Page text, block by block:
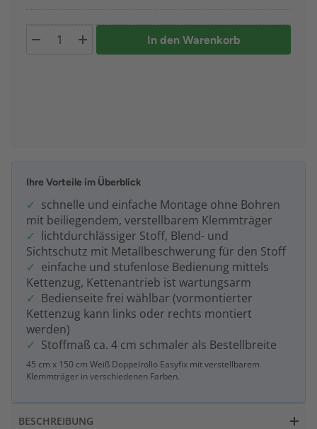
In den Warenkorb
Ihre Vorteile im Überblick
schnelle und einfache Montage ohne Bohren
mit beiliegendem, verstellbarem Klemmträger
lichtdurchlässiger Stoff, Blend- und
Sichtschutz mit Metallbeschwerung für den Stoff
einfache und stufenlose Bedienung mittels
Kettenzug, Kettenantrieb ist wartungsarm
Bedienseite frei wählbar (vormontierter
Kettenzug kann links oder rechts montiert
werden)
Stoffmaß ca. 4 cm schmaler als Bestellbreite
45 cm x 150 cm Weiß Doppelrollo Easyfix mit verstellbarem
Klemmträger in verschiedenen Farben.
BESCHREIBUNG